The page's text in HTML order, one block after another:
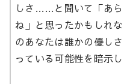
しさ……と聞いて「あら
ね」と思ったかもしれ
のあなたは誰かの優し
っている可能性を暗示し